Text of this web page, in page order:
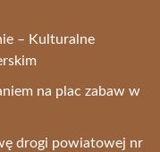
– Kulturalne
na plac zabaw w
drogi powiatowej nr